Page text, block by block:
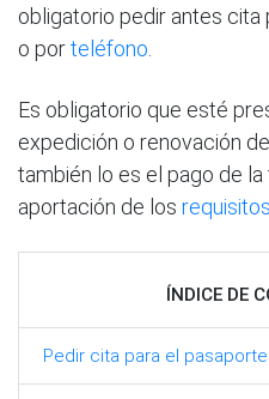
obligatorio pedir antes cita
o porteléfono
Es obligatorio que esté
expedición o renovación
también lo es el pago de
aportación de los requisitos
ÍNDICE DE
Pedir cita para el